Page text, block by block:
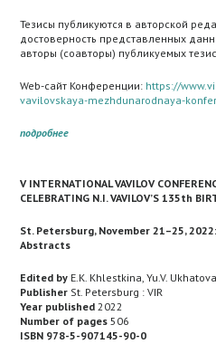
Тезисы публикуются в авторской
достоверность представленных
авторы (соавторы) публикуемых
Web-сайт Конференции: https://
vavilovskaya-mezhdunarodnaya-
подробнее
V INTERNATIONAL VAVILOV
CELEBRATING N.I. VAVILOV’S 135th
St. Petersburg, November 21–25, 2022:
Abstracts
Edited by E.K. Khlestkina, Yu.V.
Publisher St. Petersburg : VIR
Year published 2022
Number of pages 506
ISBN 978-5-907145-90-0